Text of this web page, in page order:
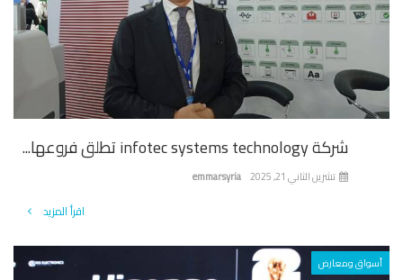
شركة infotec systems technology تطلق فروعها...
emmarsyria تشرين الثاني 21, 2025
اقرأ المزيد
ومعارض